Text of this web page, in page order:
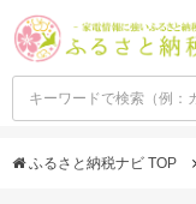
ふるさと納税ナビ TOP